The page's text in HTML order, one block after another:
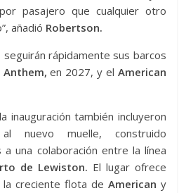
pasajero que cualquier otro
añadió Robertson.
seguirán rápidamente sus barcos
Anthem, en 2027, y el American
inauguración también incluyeron
nuevo muelle, construido
una colaboración entre la línea
de Lewiston. El lugar ofrece
la creciente flota de American y